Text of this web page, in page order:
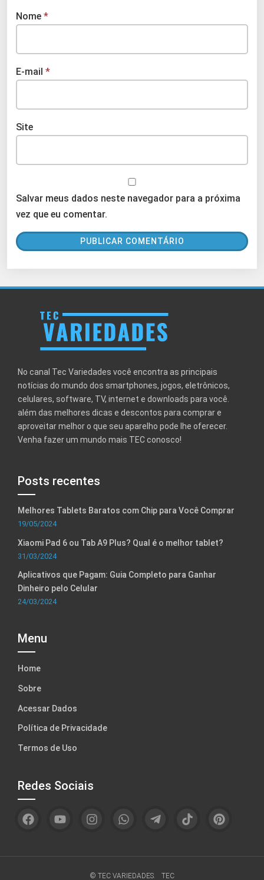
Nome *
E-mail *
Site
Salvar meus dados neste navegador para a próxima
vez que eu comentar.
No canal Tec Variedades você encontra as principais
notícias do mundo dos smartphones, jogos, eletrônicos,
celulares, software, TV, internet e downloads para você.
além das melhores dicas e descontos para comprar e
aproveitar melhor o que seu aparelho pode lhe oferecer.
Venha fazer um mundo mais TEC conosco!
Posts recentes
Melhores Tablets Baratos com Chip para Você Comprar
19/05/2024
Xiaomi Pad 6 ou Tab A9 Plus? Qual é o melhor tablet?
31/03/2024
Aplicativos que Pagam: Guia Completo para Ganhar
Dinheiro pelo Celular
24/03/2024
Menu
Home
Sobre
Acessar Dados
Política de Privacidade
Termos de Uso
Redes Sociais
© TEC VARIEDADES. TEC